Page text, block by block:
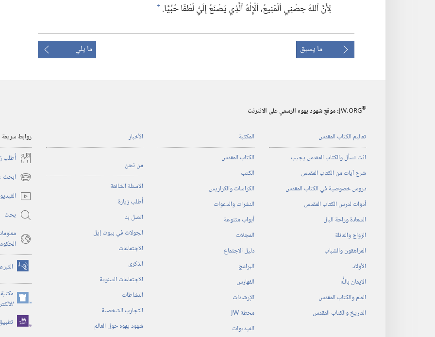
لِأَنَّ ٱللهَ حِصْنِي ٱلْمَنِيعُ،‏ ٱلْإِلٰهُ ٱلَّذِي يَصْنَعُ إِلَيَّ لُطْفًا حُبِّيًّا.‏ +
ما يسبق ما يلي
JW.ORG® :‏ موقع شهود يهوه الرسمي على الانترنت
تعاليم الكتاب المقدس
انت تسأل والكتاب المقدس يجيب
شرح آيات من الكتاب المقدس
دروس خصوصية في الكتاب المقدس
أدوات لدرس الكتاب المقدس
السعادة وراحة البال
الزواج والعائلة
المراهقون والشباب
الأولاد
الايمان باللّٰه
العلم والكتاب المقدس
التاريخ والكتاب المقدس
المكتبة
الكتاب المقدس
الكتب
الكراسات والكراريس
النشرات والدعوات
أبواب متنوعة
المجلات
دليل الاجتماع
البرامج
الفهارس
الإرشادات
محطة‏ ‏JW
الفيديوات
الأخبار
من نحن
الاسئلة الشائعة
أُطلب زيارة
اتصل بنا
الجولات في بيوت إيل
الاجتماعات
الذكرى
الاجتماعات السنوية
النشاطات
التجارب الشخصية
شهود يهوه حول العالم
روابط سريعة
أُطلب
ابحث (يفتح
نافذة
جديدة)
بحث
(يفتح
نافذة
جديدة)
(يفتح
نافذة
جديدة)